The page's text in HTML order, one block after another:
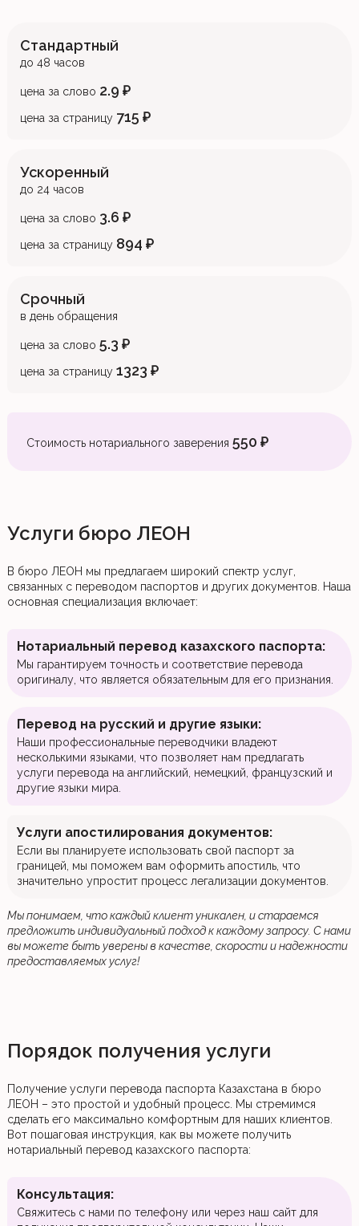
Стандартный
до 48 часов
цена за слово 2.9 ₽
цена за страницу 715 ₽
Ускоренный
до 24 часов
цена за слово 3.6 ₽
цена за страницу 894 ₽
Срочный
в день обращения
цена за слово 5.3 ₽
цена за страницу 1323 ₽
Стоимость нотариального заверения 550 ₽
Услуги бюро ЛЕОН
В бюро ЛЕОН мы предлагаем широкий спектр услуг,
связанных с переводом паспортов и других документов. Наша
основная специализация включает:
Нотариальный перевод казахского паспорта:
Мы гарантируем точность и соответствие перевода
оригиналу, что является обязательным для его признания.
Перевод на русский и другие языки:
Наши профессиональные переводчики владеют
несколькими языками, что позволяет нам предлагать
услуги перевода на английский, немецкий, французский и
другие языки мира.
Услуги апостилирования документов:
Если вы планируете использовать свой паспорт за
границей, мы поможем вам оформить апостиль, что
значительно упростит процесс легализации документов.
Мы понимаем, что каждый клиент уникален, и стараемся
предложить индивидуальный подход к каждому запросу. С нами
вы можете быть уверены в качестве, скорости и надежности
предоставляемых услуг!
Порядок получения услуги
Получение услуги перевода паспорта Казахстана в бюро
ЛЕОН – это простой и удобный процесс. Мы стремимся
сделать его максимально комфортным для наших клиентов.
Вот пошаговая инструкция, как вы можете получить
нотариальный перевод казахского паспорта:
Консультация:
Свяжитесь с нами по телефону или через наш сайт для